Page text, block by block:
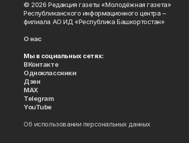
© 2026 Редакция газеты «Молодёжная газета»
Республиканского информационного центра –
филиала АО ИД «Республика Башкортостан»
О нас
Мы в социальных сетях:
ВКонтакте
Одноклассники
Дзен
MAX
Telegram
YouTube
Об использовании персональных данных